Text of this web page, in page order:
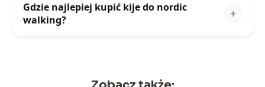
Gdzie najlepiej kupić kije do nordic
walking?